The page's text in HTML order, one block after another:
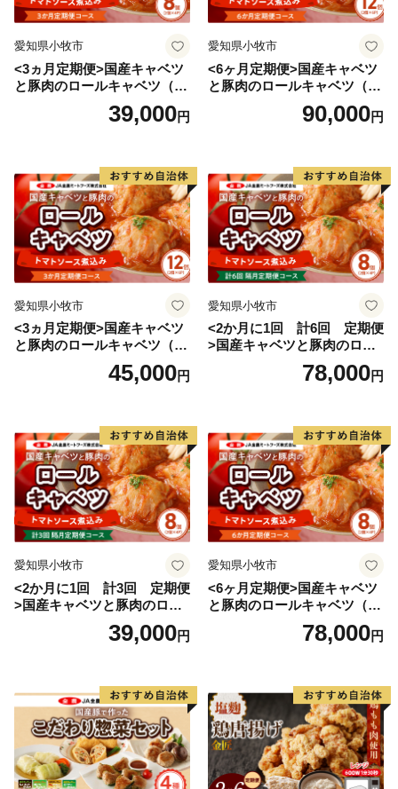
愛知県小牧市
<3ヵ月定期便>国産キャベツ
と豚肉のロールキャベツ（4P
39,000円
愛知県小牧市
<6ヶ月定期便>国産キャベツ
と豚肉のロールキャベツ（6P
90,000円
愛知県小牧市
<3ヵ月定期便>国産キャベツ
と豚肉のロールキャベツ（6P
45,000円
愛知県小牧市
<2か月に1回 計6回 定期便
>国産キャベツと豚肉のロー
ルキャベツ（4P入り）
78,000円
愛知県小牧市
<2か月に1回 計3回 定期便
>国産キャベツと豚肉のロー
ルキャベツ（4P入り）
39,000円
愛知県小牧市
<6ヶ月定期便>国産キャベツ
と豚肉のロールキャベツ（4P
78,000円